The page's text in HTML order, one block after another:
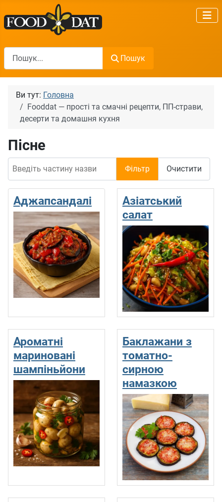
Пошук
Пошук
Ви тут: Головна
Fooddat — прості та смачні рецепти, ПП-страви,
десерти та домашня кухня
Пісне
Фільтр Очистити
Аджапсандалі
Азіатський
салат
Ароматні
мариновані
шампіньйони
Баклажани з
томатно-
сирною
намазкою